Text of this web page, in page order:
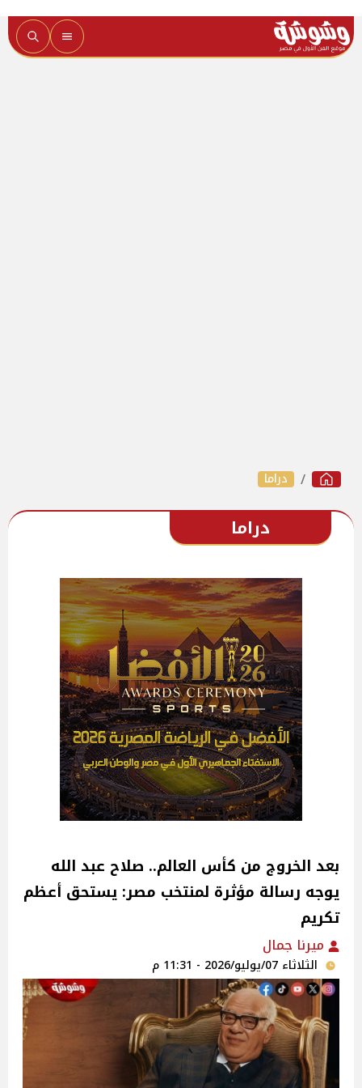
دراما
دراما
بعد الخروج من كأس العالم.. صلاح عبد الله
يوجه رسالة مؤثرة لمنتخب مصر: يستحق أعظم
تكريم
ميرنا جمال
الثلاثاء 07/يوليو/2026 - 11:31 م